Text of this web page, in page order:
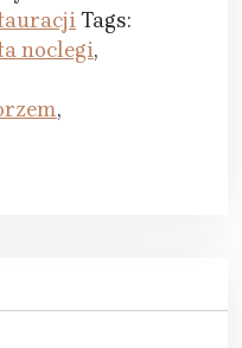
Tags:
noclegi,
,